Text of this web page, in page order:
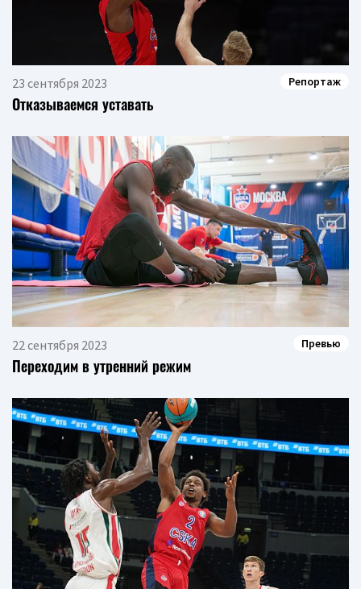
23 сентября 2023 Репортаж
Отказываемся уставать
22 сентября 2023 Превью
Переходим в утренний режим